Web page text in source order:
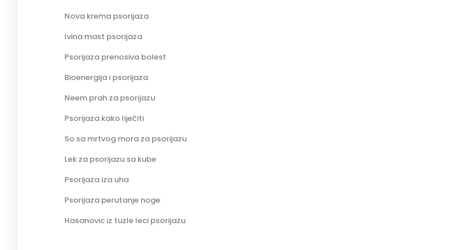
Nova krema psorijaza
Ivina mast psorijaza
Psorijaza prenosiva bolest
Bioenergija i psorijaza
Neem prah za psorijazu
Psorijaza kako liječiti
So sa mrtvog mora za psorijazu
Lek za psorijazu sa kube
Psorijaza iza uha
Psorijaza perutanje noge
Hasanovic iz tuzle leci psorijazu